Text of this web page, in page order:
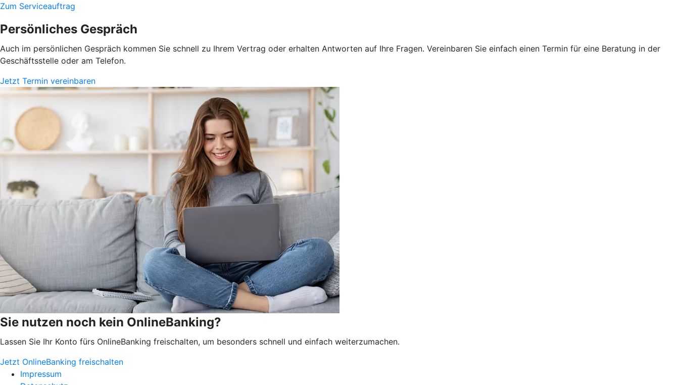
Zum Serviceauftrag
Persönliches Gespräch
Auch im persönlichen Gespräch kommen Sie schnell zu Ihrem Vertrag oder erhalten Antworten auf Ihre Fragen. Vereinbaren Sie einfach einen Termin für eine Beratung in der
Geschäftsstelle oder am Telefon.
Jetzt Termin vereinbaren
Sie nutzen noch kein OnlineBanking?
Lassen Sie Ihr Konto fürs OnlineBanking freischalten, um besonders schnell und einfach weiterzumachen.
Jetzt OnlineBanking freischalten
Impressum